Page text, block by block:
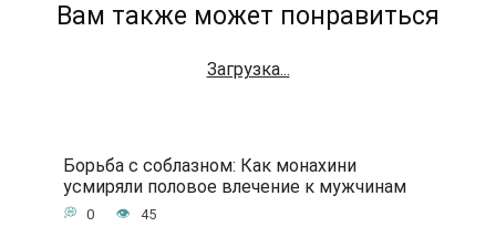
Вам также может понравиться
Загрузка...
Борьба с соблазном: Как монахини
усмиряли половое влечение к мужчинам
0 45